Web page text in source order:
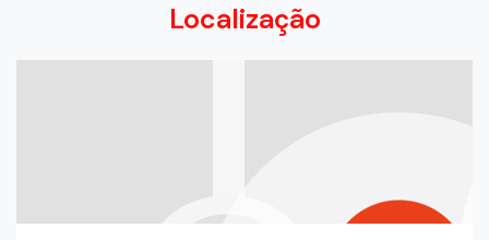
Localização